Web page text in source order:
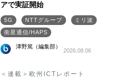
アで実証開始
5G NTTグループ
ミリ波
衛星通信/HAPS
津野篤（編集部）
2026.08.06
＜連載＞欧州ICTレポート